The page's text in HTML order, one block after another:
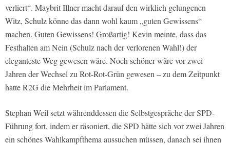
verliert“. Maybrit Illner macht darauf den wirklich gelungenen
Witz, Schulz könne das dann wohl kaum „guten Gewissens“
machen. Guten Gewissens! Großartig! Kevin meinte, dass das
Festhalten am Nein (Schulz nach der verlorenen Wahl!) der
eleganteste Weg gewesen wäre. Noch schöner wäre vor zwei
Jahren der Wechsel zu Rot-Rot-Grün gewesen – zu dem Zeitpunkt
hatte R2G die Mehrheit im Parlament.
Stephan Weil setzt währenddessen die Selbstgespräche der SPD-
Führung fort, indem er räsoniert, die SPD hätte sich vor zwei Jahren
ein schönes Wahlkampfthema aussuchen müssen, danach sei ihnen